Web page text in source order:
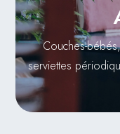
Couches-
serviettes